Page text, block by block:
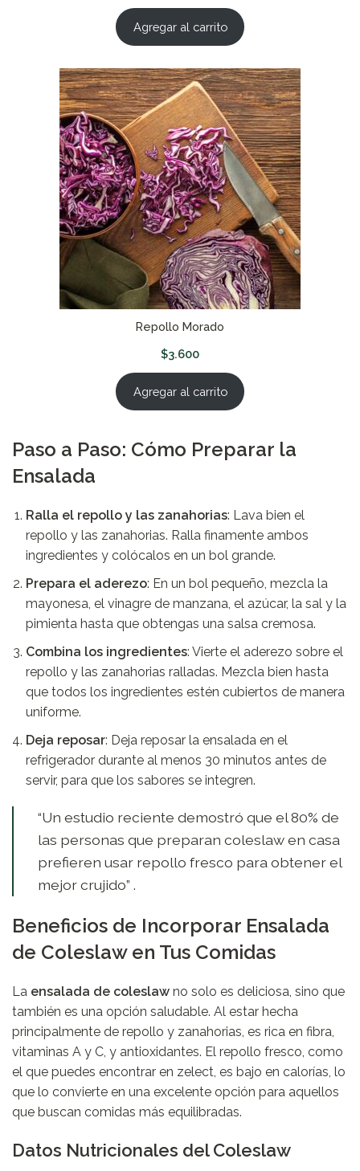
Agregar al carrito
Repollo Morado
$3.600
Agregar al carrito
Paso a Paso: Cómo Preparar la
Ensalada
Ralla el repollo y las zanahorias: Lava bien el
repollo y las zanahorias. Ralla finamente ambos
ingredientes y colócalos en un bol grande.
Prepara el aderezo: En un bol pequeño, mezcla la
mayonesa, el vinagre de manzana, el azúcar, la sal y la
pimienta hasta que obtengas una salsa cremosa.
Combina los ingredientes: Vierte el aderezo sobre el
repollo y las zanahorias ralladas. Mezcla bien hasta
que todos los ingredientes estén cubiertos de manera
uniforme.
Deja reposar: Deja reposar la ensalada en el
refrigerador durante al menos 30 minutos antes de
servir, para que los sabores se integren.
“Un estudio reciente demostró que el 80% de
las personas que preparan coleslaw en casa
prefieren usar repollo fresco para obtener el
mejor crujido” .
Beneficios de Incorporar Ensalada
de Coleslaw en Tus Comidas
La ensalada de coleslaw no solo es deliciosa, sino que
también es una opción saludable. Al estar hecha
principalmente de repollo y zanahorias, es rica en fibra,
vitaminas A y C, y antioxidantes. El repollo fresco, como
el que puedes encontrar en zelect , es bajo en calorías, lo
que lo convierte en una excelente opción para aquellos
que buscan comidas más equilibradas.
Datos Nutricionales del Coleslaw